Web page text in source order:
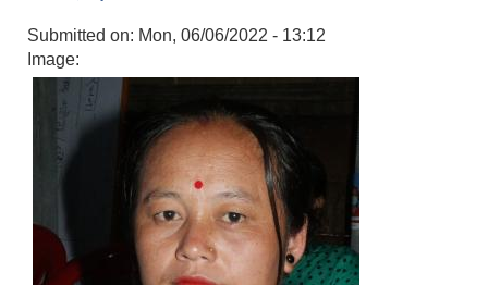
Submitted on: Mon, 06/06/2022 - 13:12
Image: